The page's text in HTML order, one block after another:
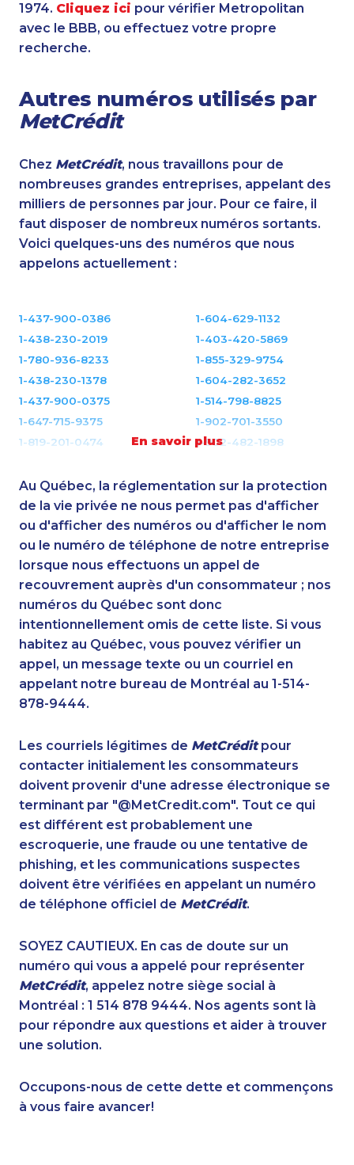
1974. Cliquez ici pour vérifier Metropolitan
avec le BBB, ou effectuez votre propre
recherche.
Autres numéros utilisés par
MetCrédit
Chez MetCrédit, nous travaillons pour de
nombreuses grandes entreprises, appelant des
milliers de personnes par jour. Pour ce faire, il
faut disposer de nombreux numéros sortants.
Voici quelques-uns des numéros que nous
appelons actuellement :
En savoir plus
1-437-900-0386
1-604-629-1132
1-438-230-2019
1-403-420-5869
1-780-936-8233
1-855-329-9754
1-438-230-1378
1-604-282-3652
1-437-900-0375
1-514-798-8825
1-647-715-9375
1-902-701-3550
1-819-201-0474
1-902-482-1898
1-902-201-9349
1-587-409-6477
1-778-786-2469
1-902-201-9347
1-780-421-5474
1-902-201-9360
1-778-401-2230
1-780-969-8965
1-416-231-0997
1-778-249-5017
1-587-319-2133
1-587-409-6575
1-587-409-6681
1-902-482-1319
1-604-629-1090
1-587-318-0148
1-780-423-9154
1-416-241-4724
1-514-448-1271
1-587-328-6540
1-905-288-1050
1-587-316-3406
1-587-319-2160
1-647-715-6062
1-587-316-3630
1-403-306-0448
1-587-328-6556
1-587-328-6539
1-587-328-6609
1-506-300-4127
1-905-233-2365
1-438-230-1384
1-780-420-2376
1-647-722-9528
1-780-421-5472
1-416-233-3448
1-587-328-6541
1-438-289-3593
1-877-677-8067
1-514-448-1564
1-647-715-9378
1-778-401-2193
1-902-482-9307
1-902-201-9366
1-647-499-6760
1-587-318-0147
1-902-482-9352
Au Québec, la réglementation sur la protection
de la vie privée ne nous permet pas d'afficher
ou d'afficher des numéros ou d'afficher le nom
ou le numéro de téléphone de notre entreprise
lorsque nous effectuons un appel de
recouvrement auprès d'un consommateur ; nos
numéros du Québec sont donc
intentionnellement omis de cette liste. Si vous
habitez au Québec, vous pouvez vérifier un
appel, un message texte ou un courriel en
appelant notre bureau de Montréal au 1-514-
878-9444.
Les courriels légitimes de MetCréditpour
contacter initialement les consommateurs
doivent provenir d'une adresse électronique se
terminant par "@MetCredit.com". Tout ce qui
est différent est probablement une
escroquerie, une fraude ou une tentative de
phishing, et les communications suspectes
doivent être vérifiées en appelant un numéro
de téléphone officiel de MetCrédit.
SOYEZ CAUTIEUX. En cas de doute sur un
numéro qui vous a appelé pour représenter
MetCrédit, appelez notre siège social à
Montréal : 1 514 878 9444. Nos agents sont là
pour répondre aux questions et aider à trouver
une solution.
Occupons-nous de cette dette et commençons
à vous faire avancer!